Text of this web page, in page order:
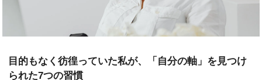
目的もなく彷徨っていた私が、「自分の軸」を見つけ
られた7つの習慣